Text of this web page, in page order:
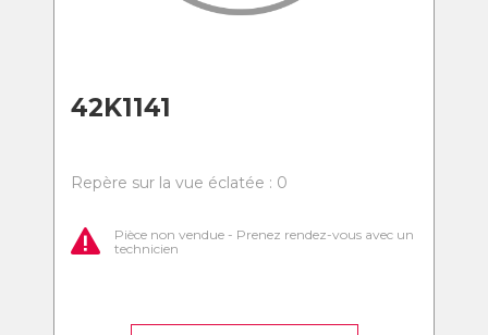
42K1141
Repère sur la vue éclatée : 0
Pièce non vendue - Prenez rendez-vous avec un
technicien